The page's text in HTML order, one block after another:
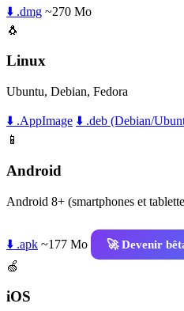
⬇️ .dmg ~270 Mo
🐧
Linux
Ubuntu, Debian, Fedora
⬇️ .AppImage ⬇️ .deb (Debian/
📱
Android
Android 8+ (smartphones et
⬇️ .apk ~177 Mo
🚀 Devenir
🍏
iOS